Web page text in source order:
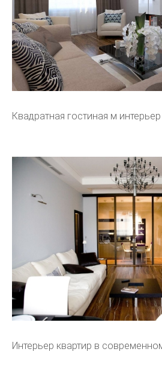
Квадратная гостиная м интерьер
Интерьер квартир в